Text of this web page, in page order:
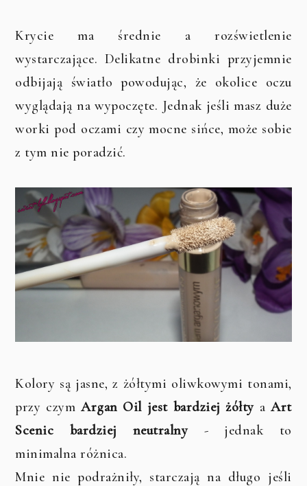
Krycie ma średnie a rozświetlenie
wystarczające. Delikatne drobinki przyjemnie
odbijają światło powodując, że okolice oczu
wyglądają na wypoczęte. Jednak jeśli masz duże
worki pod oczami czy mocne sińce, może sobie
z tym nie poradzić.
Kolory są jasne, z żółtymi oliwkowymi tonami,
przy czymArgan Oil jest bardziej żółty a Art
Scenic bardziej neutralny- jednak to
minimalna różnica.
Mnie nie podrażniły, starczają na długo jeśli